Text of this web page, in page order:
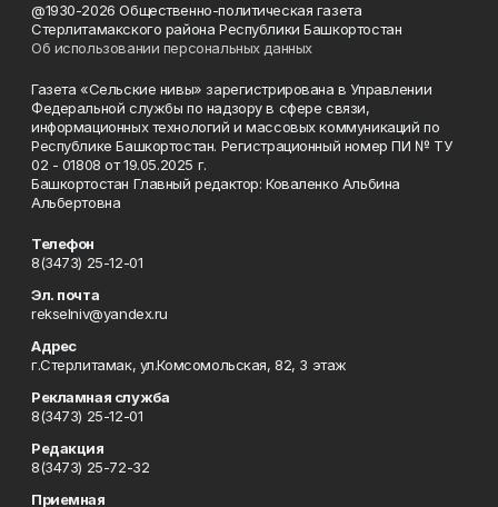
@1930-2026 Общественно-политическая газета
Стерлитамакского района Республики Башкортостан
Об использовании персональных данных
Газета «Сельские нивы» зарегистрирована в Управлении
Федеральной службы по надзору в сфере связи,
информационных технологий и массовых коммуникаций по
Республике Башкортостан. Регистрационный номер ПИ № ТУ
02 - 01808 от 19.05.2025 г.
Башкортостан Главный редактор: Коваленко Альбина
Альбертовна
Телефон
8(3473) 25-12-01
Эл. почта
rekselniv@yandex.ru
Адрес
г.Стерлитамак, ул.Комсомольская, 82, 3 этаж
Рекламная служба
8(3473) 25-12-01
Редакция
8(3473) 25-72-32
Приемная